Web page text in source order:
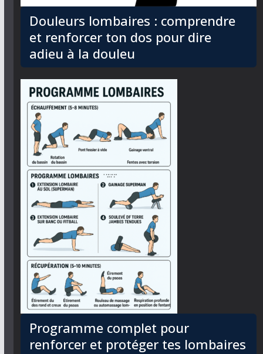
Douleurs lombaires : comprendre
et renforcer ton dos pour dire
adieu à la douleu
Programme complet pour
renforcer et protéger tes lombaires